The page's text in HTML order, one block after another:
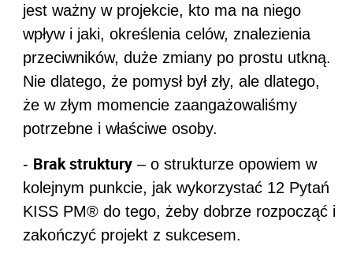
jest ważny w projekcie, kto ma na niego
wpływ i jaki, określenia celów, znalezienia
przeciwników, duże zmiany po prostu utkną.
Nie dlatego, że pomysł był zły, ale dlatego,
że w złym momencie zaangażowaliśmy
potrzebne i właściwe osoby.
- Brak struktury – o strukturze opowiem w
kolejnym punkcie, jak wykorzystać 12 Pytań
KISS PM® do tego, żeby dobrze rozpocząć i
zakończyć projekt z sukcesem.